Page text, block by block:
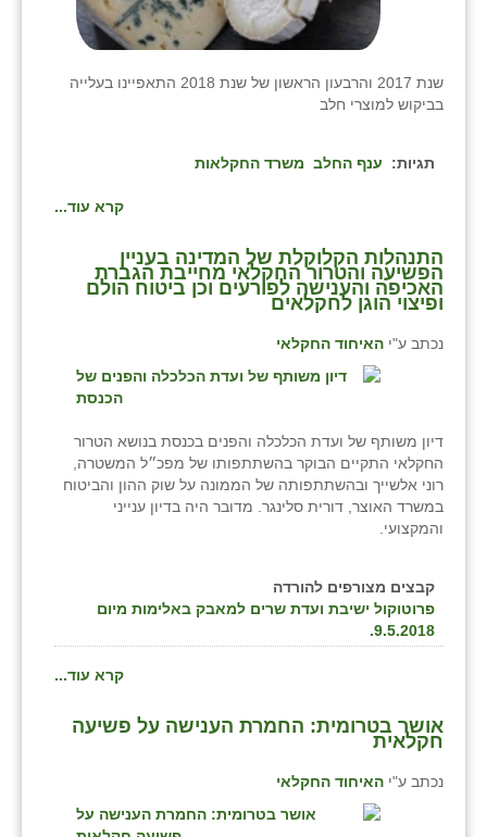
שנת 2017 והרבעון הראשון של שנת 2018 התאפיינו בעלייה
בביקוש למוצרי חלב
תגיות: ענף החלב משרד החקלאות
קרא עוד...
התנהלות הקלוקלת של המדינה בעניין
הפשיעה והטרור החקלאי מחייבת הגברת
האכיפה והענישה לפורעים וכן ביטוח הולם
ופיצוי הוגן לחקלאים
נכתב ע"י האיחוד החקלאי
דיון משותף של ועדת הכלכלה והפנים בכנסת בנושא הטרור
החקלאי התקיים הבוקר בהשתתפותו של מפכ״ל המשטרה,
רוני אלשייך ובהשתתפותה של הממונה על שוק ההון והביטוח
במשרד האוצר, דורית סלינגר. מדובר היה בדיון ענייני
והמקצועי.
קבצים מצורפים להורדה
פרוטוקול ישיבת ועדת שרים למאבק באלימות מיום
9.5.2018.
קרא עוד...
אושר בטרומית: החמרת הענישה על פשיעה
חקלאית
נכתב ע"י האיחוד החקלאי